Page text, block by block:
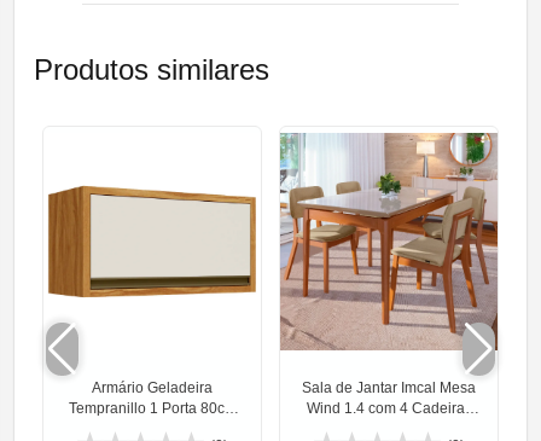
Produtos similares
Armário Geladeira
Tempranillo 1 Porta 80cm
Sala de Jantar Imcal Mesa
Wind 1.4 com 4 Cadeiras